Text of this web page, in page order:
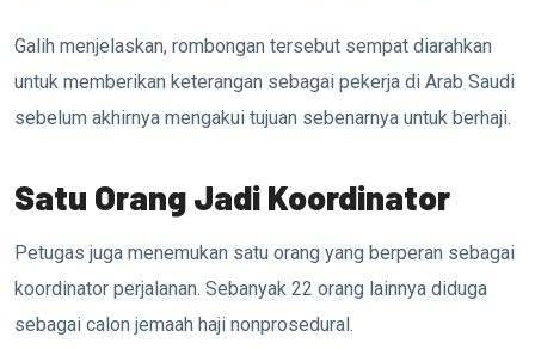
Galih menjelaskan, rombongan tersebut sempat diarahkan
untuk memberikan keterangan sebagai pekerja di Arab Saudi
sebelum akhirnya mengakui tujuan sebenarnya untuk berhaji.
Satu Orang Jadi Koordinator
Petugas juga menemukan satu orang yang berperan sebagai
koordinator perjalanan. Sebanyak 22 orang lainnya diduga
sebagai calon jemaah haji nonprosedural.